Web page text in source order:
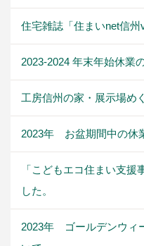
住宅雑誌「住まいnet信州
2023-2024 年末年始休業
工房信州の家・展示場め
2023年 お盆期間中の休
「こどもエコ住まい支援
した。
2023年 ゴールデンウィ